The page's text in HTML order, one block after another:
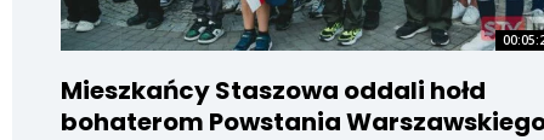
Mieszkańcy Staszowa oddali hołd
bohaterom Powstania